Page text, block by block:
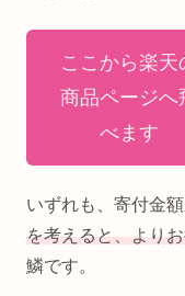
ここから楽天
商品ページへ
べます
いずれも、寄付金
を考えると、より
鱗です。